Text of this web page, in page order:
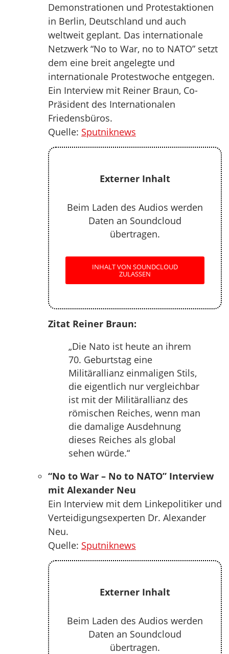
Demonstrationen und Protestaktionen
in Berlin, Deutschland und auch
weltweit geplant. Das internationale
Netzwerk “No to War, no to NATO” setzt
dem eine breit angelegte und
internationale Protestwoche entgegen.
Ein Interview mit Reiner Braun, Co-
Präsident des Internationalen
Friedensbüros.
Quelle: Sputniknews
Externer Inhalt
Beim Laden des Audios werden
Daten an Soundcloud
übertragen.
INHALT VON SOUNDCLOUD
ZULASSEN
Zitat Reiner Braun:
„Die Nato ist heute an ihrem
70. Geburtstag eine
Militärallianz einmaligen Stils,
die eigentlich nur vergleichbar
ist mit der Militärallianz des
römischen Reiches, wenn man
die damalige Ausdehnung
dieses Reiches als global
sehen würde.“
“No to War – No to NATO” Interview
mit Alexander Neu
Ein Interview mit dem Linkepolitiker und
Verteidigungsexperten Dr. Alexander
Neu.
Quelle: Sputniknews
Externer Inhalt
Beim Laden des Audios werden
Daten an Soundcloud
übertragen.